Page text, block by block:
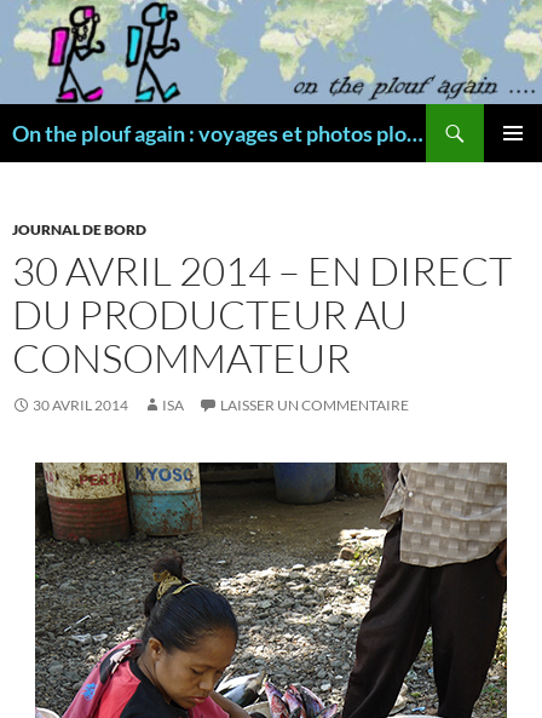
Aller
au
contenu
On the plouf again : voyages et photos plongée
JOURNAL DE BORD
30 AVRIL 2014 – EN DIRECT
DU PRODUCTEUR AU
CONSOMMATEUR
30 AVRIL 2014 ISA LAISSER UN COMMENTAIRE